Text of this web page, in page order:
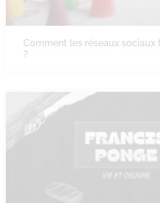
Comment les réseaux
?